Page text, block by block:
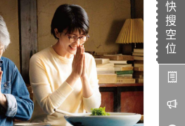
快
搜
空
位
影城餐飲
UNICORN